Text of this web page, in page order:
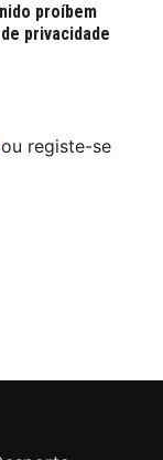
proíbem
privacidade
ou registe-se